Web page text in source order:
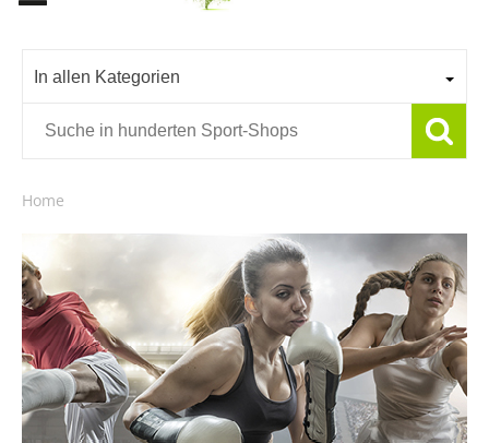
In allen Kategorien
Home